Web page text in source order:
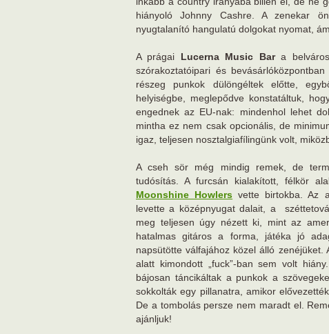
hiányoló Johnny Cashre. A zenekar
nyugtalanító hangulatú dolgokat nyomat,
A prágai Lucerna Music Bara belváros
szórakoztatóipari és
részeg punkok dülöngéltek előtte,
helyiségbe, meglepődve konstatáltuk,
engednek az EU-nak: mindenhol lehet
mintha ez nem csak opcionális, de
igaz, teljesen nosztalgiafílingünk volt,
A cseh sör még mindig remek, de
tudósítás. A furcsán kialakított, félkör
Moonshine Howlers vette birtokba. Az
levette a középnyugat dalait, a
meg teljesen úgy nézett ki, mint az
hatalmas gitáros a forma, játéka jó
napsütötte válfajához közel álló
alatt kimondott „fuck”-ban sem volt
bájosan táncikáltak a punkok a
sokkolták egy pillanatra, amikor
De a tombolás persze nem maradt el.
ajánljuk!